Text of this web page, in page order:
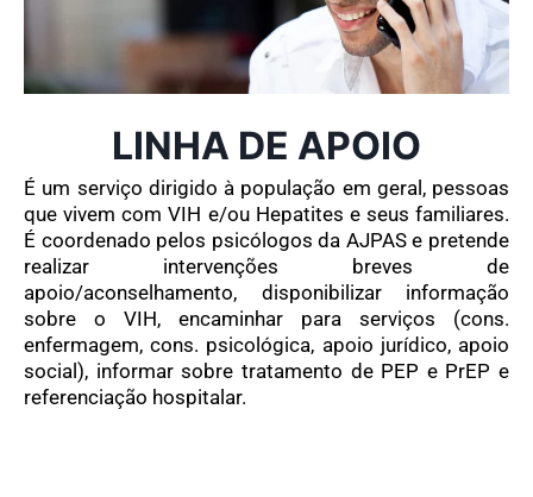
LINHA DE APOIO
É um serviço dirigido à população em geral, pessoas
que vivem com VIH e/ou Hepatites e seus familiares.
É coordenado pelos psicólogos da AJPAS e pretende
realizar intervenções breves de
apoio/aconselhamento, disponibilizar informação
sobre o VIH, encaminhar para serviços (cons.
enfermagem, cons. psicológica, apoio jurídico, apoio
social), informar sobre tratamento de PEP e PrEP e
referenciação hospitalar.